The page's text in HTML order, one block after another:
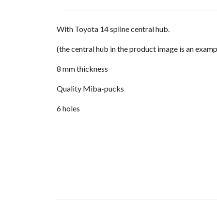
With Toyota 14 spline central hub.
(the central hub in the product image is an
8 mm thickness
Quality Miba-pucks
6 holes